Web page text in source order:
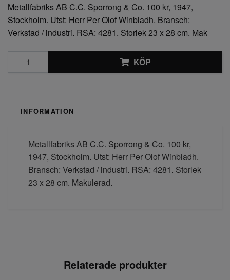
Metallfabriks AB C.C. Sporrong & Co. 100 kr, 1947,
Stockholm. Utst: Herr Per Olof Winbladh. Bransch:
Verkstad / industri. RSA: 4281. Storlek 23 x 28 cm. Mak
KÖP
INFORMATION
Metallfabriks AB C.C. Sporrong & Co. 100 kr,
1947, Stockholm. Utst: Herr Per Olof Winbladh.
Bransch: Verkstad / industri. RSA: 4281. Storlek
23 x 28 cm. Makulerad.